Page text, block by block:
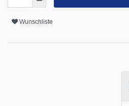
Wunschliste